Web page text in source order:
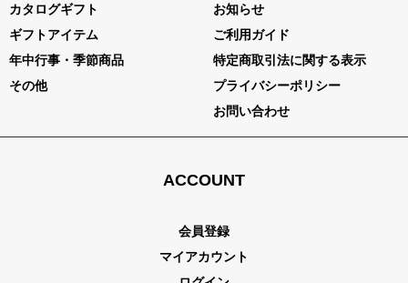
カタログギフト
ギフトアイテム
年中行事・季節商品
その他
お知らせ
ご利用ガイド
特定商取引法に関する表示
プライバシーポリシー
お問い合わせ
ACCOUNT
会員登録
マイアカウント